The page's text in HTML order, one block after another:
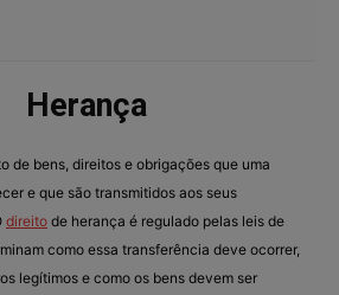
Herança
de bens, direitos e obrigações que uma
e que são transmitidos aos seus
direito de herança é regulado pelas leis de
como essa transferência deve ocorrer,
legítimos e como os bens devem ser